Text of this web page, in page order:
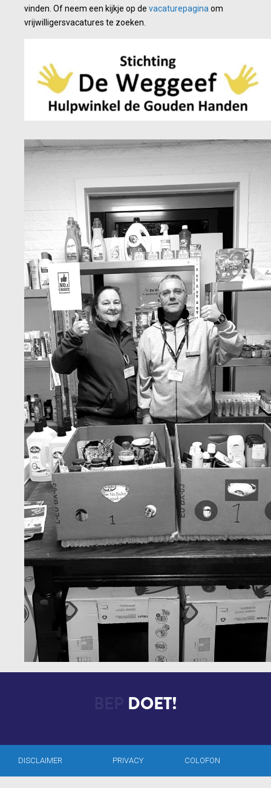
vinden. Of neem een kijkje op de vacaturepagina om
vrijwilligersvacatures te zoeken.
DOET!
DISCLAIMER PRIVACY COLOFON